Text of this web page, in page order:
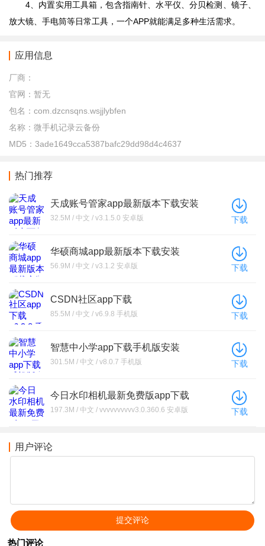
4、内置实用工具箱，包含指南针、水平仪、分贝检测、镜子、
放大镜、手电筒等日常工具，一个APP就能满足多种生活需求。
应用信息
厂商：
官网： 暂无
包名： com.dzcnsqns.wsjjlybfen
名称： 微手机记录云备份
MD5： 3ade1649cca5387bafc29dd98d4c4637
热门推荐
天成账号管家app最新版本下载安装
32.5M / 中文 / v3.1.5.0 安卓版 下载
华硕商城app最新版本下载安装
56.9M / 中文 / v3.1.2 安卓版 下载
CSDN社区app下载
85.5M / 中文 / v6.9.8 手机版 下载
智慧中小学app下载手机版安装
301.5M / 中文 / v8.0.7 手机版 下载
今日水印相机最新免费版app下载
197.3M / 中文 / vvvvvvvvvv3.0.360.6 安卓版 下载
用户评论
热门评论